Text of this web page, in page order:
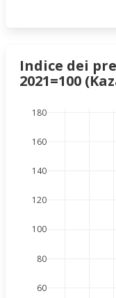
Indice dei
2021=100
60
80
100
120
140
160
180